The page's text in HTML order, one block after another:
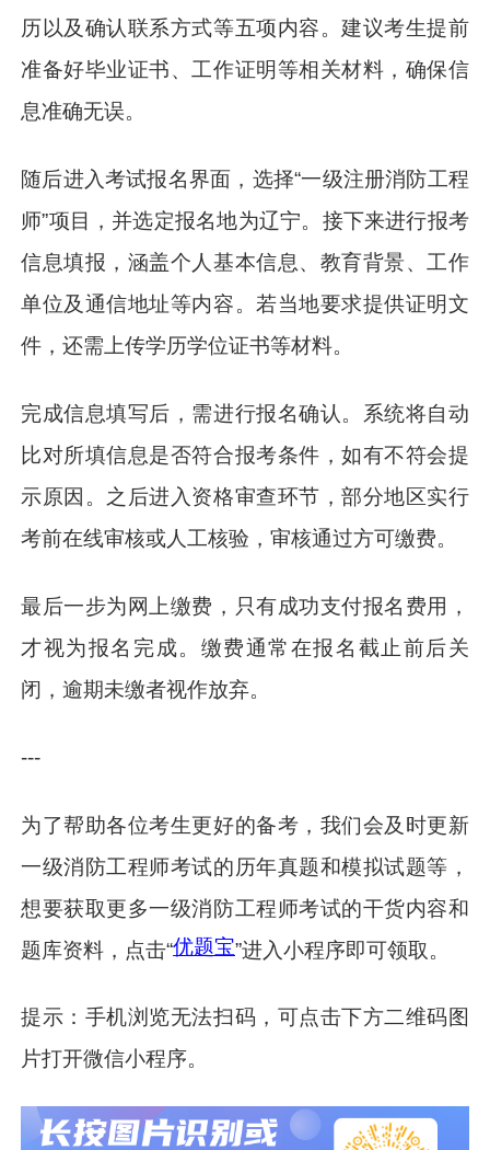
历以及确认联系方式等五项内容。建议考生提前
准备好毕业证书、工作证明等相关材料，确保信
息准确无误。
随后进入考试报名界面，选择“一级注册消防工程
师”项目，并选定报名地为辽宁。接下来进行报考
信息填报，涵盖个人基本信息、教育背景、工作
单位及通信地址等内容。若当地要求提供证明文
件，还需上传学历学位证书等材料。
完成信息填写后，需进行报名确认。系统将自动
比对所填信息是否符合报考条件，如有不符会提
示原因。之后进入资格审查环节，部分地区实行
考前在线审核或人工核验，审核通过方可缴费。
最后一步为网上缴费，只有成功支付报名费用，
才视为报名完成。缴费通常在报名截止前后关
闭，逾期未缴者视作放弃。
---
为了帮助各位考生更好的备考，我们会及时更新
一级消防工程师考试的历年真题和模拟试题等，
想要获取更多一级消防工程师考试的干货内容和
题库资料，点击“优题宝”进入小程序即可领取。
提示：手机浏览无法扫码，可点击下方二维码图
片打开微信小程序。